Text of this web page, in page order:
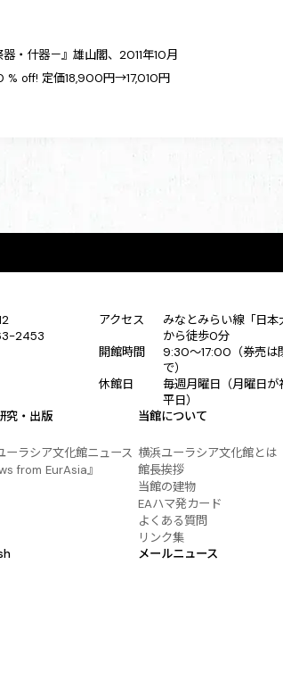
・什器－』雄山閣、2011年10月
% off! 定価18,900円→17,010円
2453
アクセス
みなとみらい線「日
から徒歩0分
開館時間
9:30～17:00（券売は
で）
休館日
毎週月曜日（月曜日が
平日）
究・出版
ーラシア文化館ニュース
from EurAsia』
当館について
横浜ユーラシア文化館とは
館長挨拶
当館の建物
EAハマ発カード
よくある質問
リンク集
メールニュース